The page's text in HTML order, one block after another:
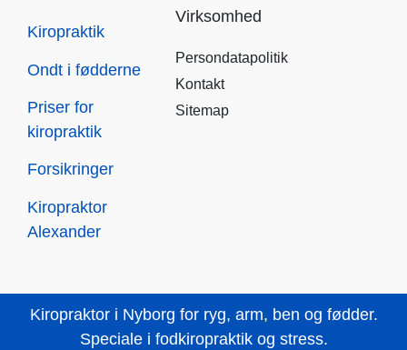
Kiropraktik
Ondt i fødderne
Priser for
kiropraktik
Forsikringer
Kiropraktor
Alexander
Virksomhed
Persondatapolitik
Kontakt
Sitemap
Kiropraktor i Nyborg for ryg, arm, ben og fødder.
Speciale i fodkiropraktik og stress.